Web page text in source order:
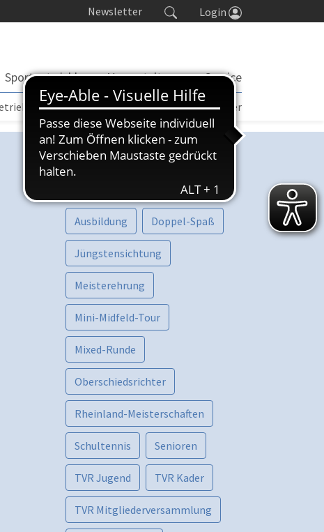
Newsletter Login
Sportentwicklung Veranstaltungen Service
| TORP Turniere Seminarkalender
Kategorien
Ausbildung Doppel-Spaß
Jüngstensichtung
Meisterehrung
Mini-Midfeld-Tour
Mixed-Runde
Oberschiedsrichter
Rheinland-Meisterschaften
Schultennis Senioren
TVR Jugend TVR Kader
TVR Mitgliederversammlung